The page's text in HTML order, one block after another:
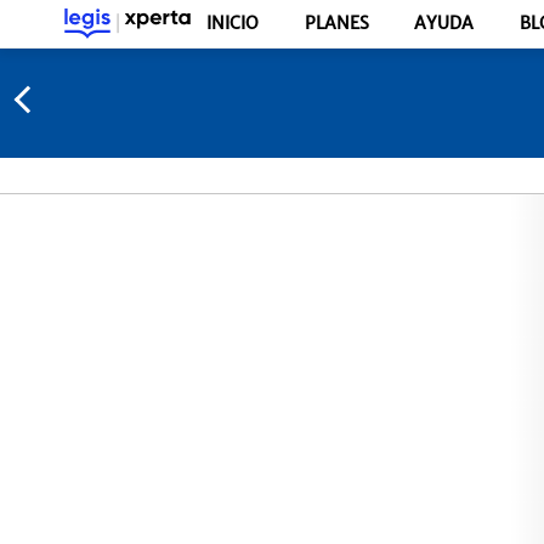
INICIO PLANES AYUDA